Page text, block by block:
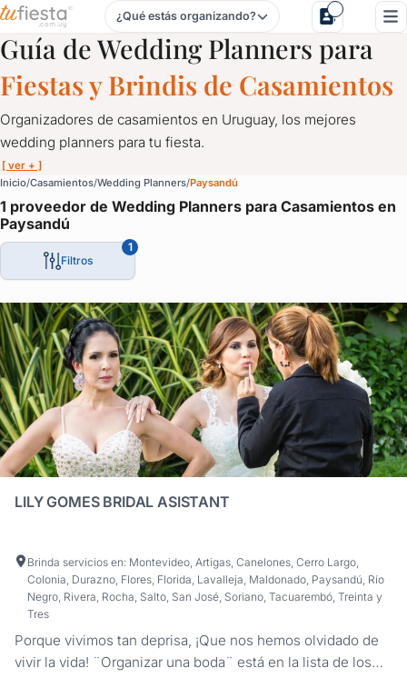
Wedding Planners para Casamientos en Paysandú
¿Qué estás organizando?
Guía de Wedding Planners para
Fiestas y Brindis de Casamientos
Organizadores de casamientos en Uruguay, los mejores
wedding planners para tu fiesta.
[ ver + ]
Inicio Casamientos Wedding Planners Paysandú
1 proveedor de Wedding Planners para Casamientos en
Paysandú
Filtros
1
LILY GOMES BRIDAL ASISTANT
Brinda servicios en: Montevideo, Artigas, Canelones, Cerro Largo,
Colonia, Durazno, Flores, Florida, Lavalleja, Maldonado, Paysandú, Río
Negro, Rivera, Rocha, Salto, San José, Soriano, Tacuarembó, Treinta y
Tres
Porque vivimos tan deprisa, ¡Que nos hemos olvidado de
vivir la vida! ¨Organizar una boda¨ está en la lista de los
Wedding Planners para Casamientos en Paysandú
Organizadores de casamientos en Uruguay, los mejores
Porque un momento así tiene que contemplar cada detalle.
El momento de la torta, de las alianzas, del vals, la elección
Todo merece la mayor atención.
Disfrutá de tu casamiento mientras los wedding planners